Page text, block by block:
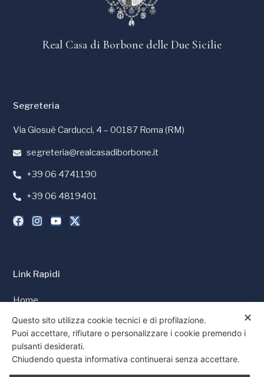
Real Casa di Borbone delle Due Sicilie
Link Rapidi
Home
Stampa e Media
Cookie Policy
Privacy Policy
Segreteria
Via Giosuè Carducci, 4 – 00187 Roma (RM)
segreteria@realcasadiborbone.it
+39 06 4741190
+39 06 4819401
✕
Questo sito utilizza cookie tecnici e di profilazione.
Puoi accettare, rifiutare o personalizzare i cookie premendo i
pulsanti desiderati.
Chiudendo questa informativa continuerai senza accettare.